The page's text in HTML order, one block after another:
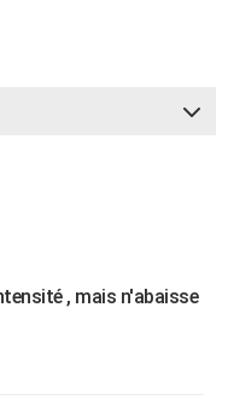
, mais n'abaisse